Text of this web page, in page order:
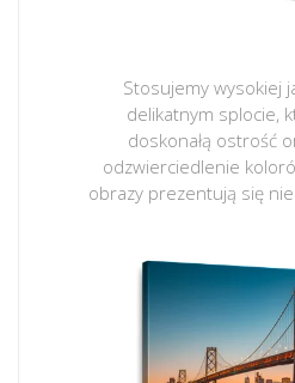
Stosujemy wysokiej
delikatnym splocie,
doskonałą ostrość
odzwierciedlenie
obrazy prezentują się